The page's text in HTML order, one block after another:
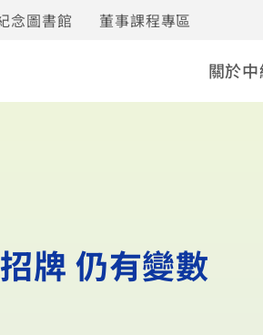
念圖書館 董事課程專區
關於
牌 仍有變數